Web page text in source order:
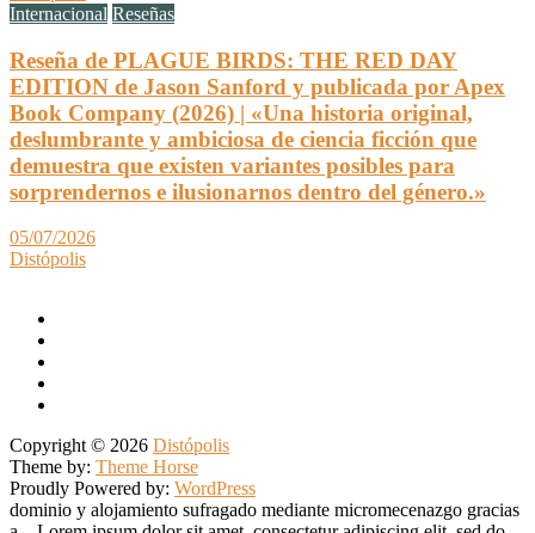
Internacional Reseñas
Reseña de PLAGUE BIRDS: THE RED DAY
EDITION de Jason Sanford y publicada por Apex
Book Company (2026) | «Una historia original,
deslumbrante y ambiciosa de ciencia ficción que
demuestra que existen variantes posibles para
sorprendernos e ilusionarnos dentro del género.»
05/07/2026
Distópolis
Copyright © 2026 Distópolis
Theme by: Theme Horse
Proudly Powered by: WordPress
dominio y alojamiento sufragado mediante micromecenazgo gracias